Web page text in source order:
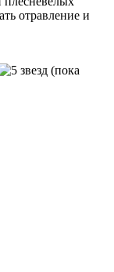
отравление и
(пока